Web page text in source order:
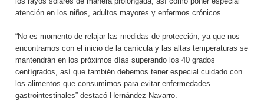
atención en los niños, adultos mayores y enfermos crónicos.
“No es momento de relajar las medidas de protección, ya que nos
encontramos con el inicio de la canícula y las altas temperaturas se
mantendrán en los próximos días superando los 40 grados
centígrados, así que también debemos tener especial cuidado con
los alimentos que consumimos para evitar enfermedades
gastrointestinales” destacó Hernández Navarro.